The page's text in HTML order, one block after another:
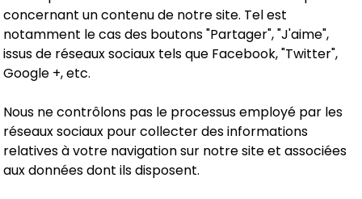
concernant un contenu de notre site. Tel est
notamment le cas des boutons "Partager", "J'aime",
issus de réseaux sociaux tels que Facebook, "Twitter",
Google +, etc.
Nous ne contrôlons pas le processus employé par les
réseaux sociaux pour collecter des informations
relatives à votre navigation sur notre site et associées
aux données dont ils disposent.